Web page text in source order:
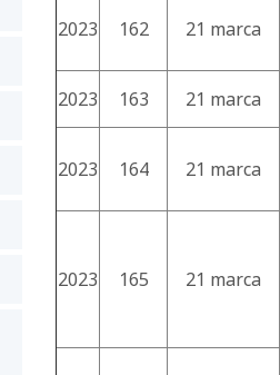
2023 162 21 marca
2023
163 21 marca
2023 164 21 marca
2023 165 21 marca